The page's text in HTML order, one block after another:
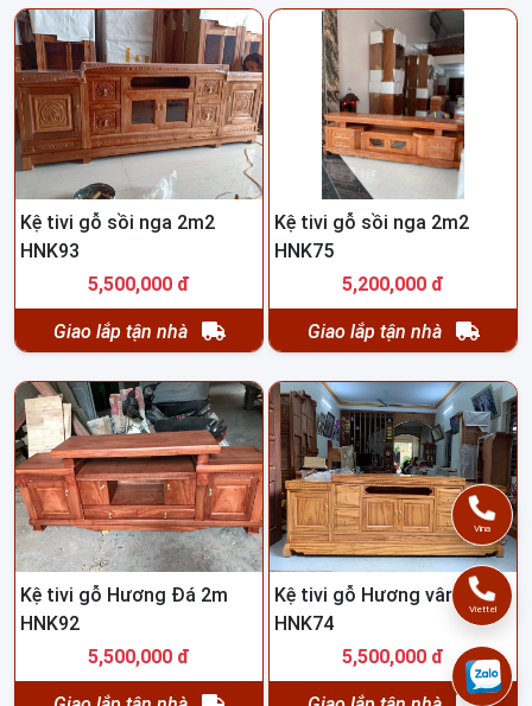
Kệ tivi gỗ sồi nga 2m2
HNK93
5,500,000 đ
Giao lắp tận nhà
Kệ tivi gỗ sồi nga 2m2
HNK75
5,200,000 đ
Giao lắp tận nhà
Kệ tivi gỗ Hương Đá 2m
HNK92
5,500,000 đ
Kệ tivi gỗ Hương vân 2m2
HNK74
5,500,000 đ
Vina
Viettel